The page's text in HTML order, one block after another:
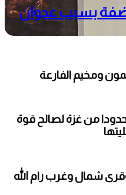
بسبب عدوان
ومخيم الفارعة
من غزة لصالح قوة
شمال وغرب رام الله